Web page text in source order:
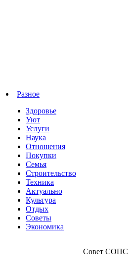
Разное
Здоровье
Уют
Услуги
Наука
Отношения
Покупки
Семья
Строительство
Техника
Актуально
Культура
Отдых
Советы
Экономика
Совет СОПС